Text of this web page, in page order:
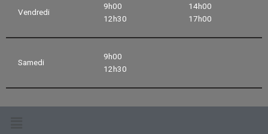
Vendredi
9h00
12h30
14h00
17h00
Samedi
9h00
12h30